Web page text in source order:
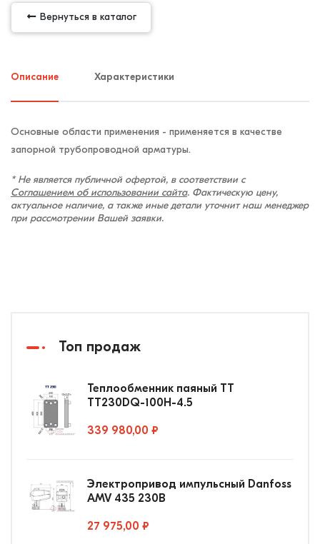
Вернуться в каталог
Описание Характеристики
Основные области применения - применяется в качестве
запорной трубопроводной арматуры.
* Не является публичной офертой, в соответствии с
Соглашением об использовании сайта. Фактическую цену,
актуальное наличие, а также иные детали уточнит наш менеджер
при рассмотрении Вашей заявки.
Топ продаж
Теплообменник паяный ТТ
ТТ230DQ-100Н-4.5
339 980,00 ₽
Электропривод импульсный Danfoss
AMV 435 230В
27 975,00 ₽